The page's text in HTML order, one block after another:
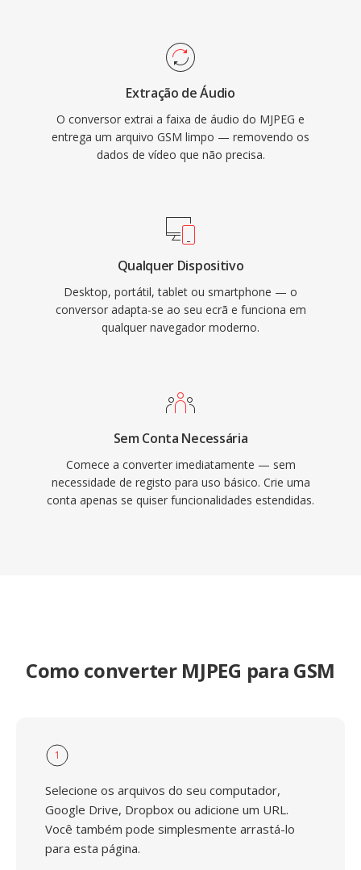
Extração de Áudio
O conversor extrai a faixa de áudio do MJPEG e
entrega um arquivo GSM limpo — removendo os
dados de vídeo que não precisa.
Qualquer Dispositivo
Desktop, portátil, tablet ou smartphone — o
conversor adapta-se ao seu ecrã e funciona em
qualquer navegador moderno.
Sem Conta Necessária
Comece a converter imediatamente — sem
necessidade de registo para uso básico. Crie uma
conta apenas se quiser funcionalidades estendidas.
Como converter MJPEG para GSM
1
Selecione os arquivos do seu computador,
Google Drive, Dropbox ou adicione um URL.
Você também pode simplesmente arrastá-lo
para esta página.